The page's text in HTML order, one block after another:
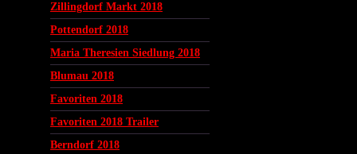
Zillingdorf Markt 2018
Pottendorf 2018
Maria Theresien Siedlung 2018
Blumau 2018
Favoriten 2018
Favoriten 2018 Trailer
Berndorf 2018